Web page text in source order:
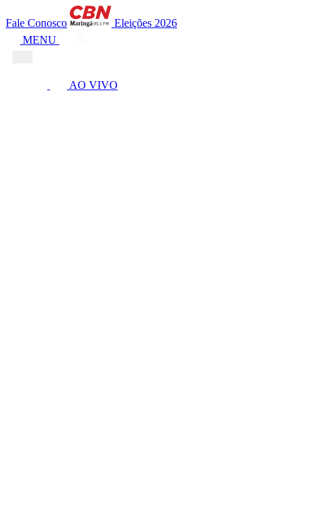
Fale Conosco
Eleições 2026
MENU
AO VIVO